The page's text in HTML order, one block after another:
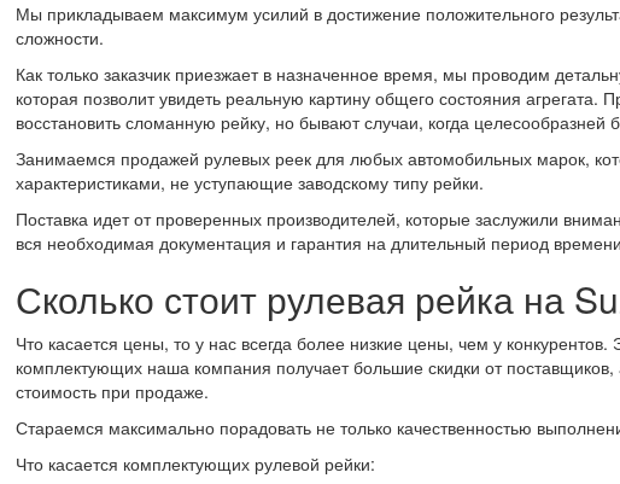
Мы прикладываем максимум усилий в достижение положительного
сложности.
Как только заказчик приезжает в назначенное время, мы проводим
которая позволит увидеть реальную картину общего состояния агрегата.
восстановить сломанную рейку, но бывают случаи, когда целесообразней
Занимаемся продажей рулевых реек для любых автомобильных марок,
характеристиками, не уступающие заводскому типу рейки.
Поставка идет от проверенных производителей, которые заслужили
вся необходимая документация и гарантия на длительный период
Сколько стоит рулевая рейка на
Что касается цены, то у нас всегда более низкие цены, чем у конкурентов.
комплектующих наша компания получает большие скидки от
стоимость при продаже.
Стараемся максимально порадовать не только качественностью
Что касается комплектующих рулевой рейки: